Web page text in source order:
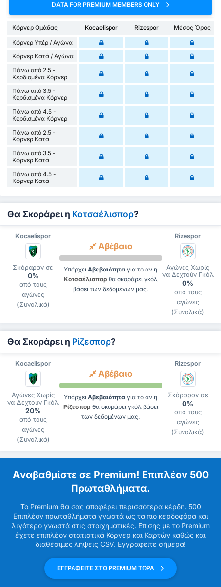
DATA FOR PREMIUM MEMBERS ONLY
Κόρνερ Ομάδας Kocaelispor Rizespor
Μέσος Όρος
Κόρνερ Υπέρ / Αγώνα
Κόρνερ Κατά / Αγώνα
Πάνω από 2.5 -
Κερδισμένα Κόρνερ
Πάνω από 3.5 -
Κερδισμένα Κόρνερ
Πάνω από 4.5 -
Κερδισμένα Κόρνερ
Πάνω από 2.5 -
Κόρνερ Κατά
Πάνω από 3.5 -
Κόρνερ Κατά
Πάνω από 4.5 -
Κόρνερ Κατά
Θα Σκοράρει η Κοτσαέλισπορ?
Kocaelispor Rizespor
Σκόραραν σε
0%
από τους
αγώνες
(Συνολικά)
Αβέβαιο
Υπάρχει Αβεβαιότητα για το αν η
Κοτσαέλισπορ θα σκοράρει γκόλ
βάσει των δεδομένων μας.
Αγώνες Χωρίς
να Δεχτούν Γκόλ
0%
από τους
αγώνες
(Συνολικά)
Θα Σκοράρει η Ρίζεσπορ?
Kocaelispor Rizespor
Αγώνες Χωρίς
να Δεχτούν Γκόλ
20%
από τους
αγώνες
(Συνολικά)
Αβέβαιο
Υπάρχει Αβεβαιότητα για το αν η
Ρίζεσπορ θα σκοράρει γκόλ βάσει
των δεδομένων μας.
Σκόραραν σε
0%
από τους
αγώνες
(Συνολικά)
Αναβαθμίστε σε Premium! Επιπλέον 500
Πρωταθλήματα.
Το Premium θα σας αποφέρει περισσότερα κέρδη. 500
Επιπλέον πρωταθλήματα γνωστά ως τα πιο κερδοφόρα και
λιγότερο γνωστά στις στοιχηματικές. Επίσης με το Premium
έχετε επιπλέον στατιστικά Κόρνερ και Καρτών καθώς και
διαθέσιμες λήψεις CSV. Εγγραφείτε σήμερα!
ΕΓΓΡΑΦΕΙΤΕ ΣΤΟ PREMIUM ΤΩΡΑ